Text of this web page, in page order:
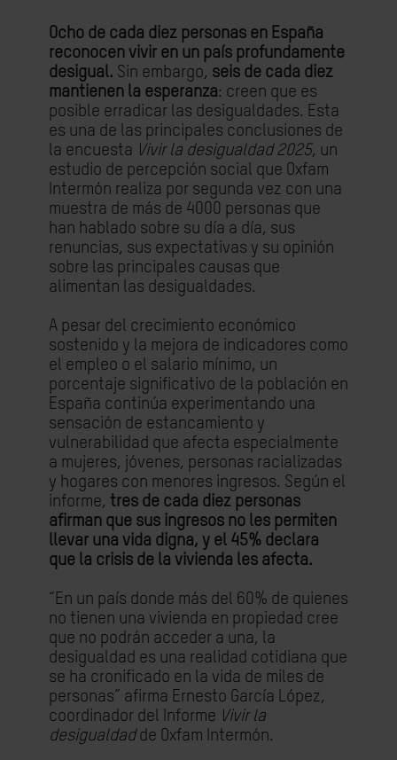
Ocho de cada diez personas en España
reconocen vivir en un país profundamente
desigual. Sin embargo, seis de cada diez
mantienen la esperanza: creen que es
posible erradicar las desigualdades. Esta
es una de las principales conclusiones de
la encuesta Vivir la desigualdad 2025, un
estudio de percepción social que Oxfam
Intermón realiza por segunda vez con una
muestra de más de 4000 personas que
han hablado sobre su día a día, sus
renuncias, sus expectativas y su opinión
sobre las principales causas que
alimentan las desigualdades.
A pesar del crecimiento económico
sostenido y la mejora de indicadores como
el empleo o el salario mínimo, un
porcentaje significativo de la población en
España continúa experimentando una
sensación de estancamiento y
vulnerabilidad que afecta especialmente
a mujeres, jóvenes, personas racializadas
y hogares con menores ingresos. Según el
informe, tres de cada diez personas
afirman que sus ingresos no les permiten
llevar una vida digna, y el 45% declara
que la crisis de la vivienda les afecta.
“En un país donde más del 60% de quienes
no tienen una vivienda en propiedad cree
que no podrán acceder a una, la
desigualdad es una realidad cotidiana que
se ha cronificado en la vida de miles de
personas” afirma Ernesto García López,
coordinador del Informe Vivir la
desigualdadde Oxfam Intermón.